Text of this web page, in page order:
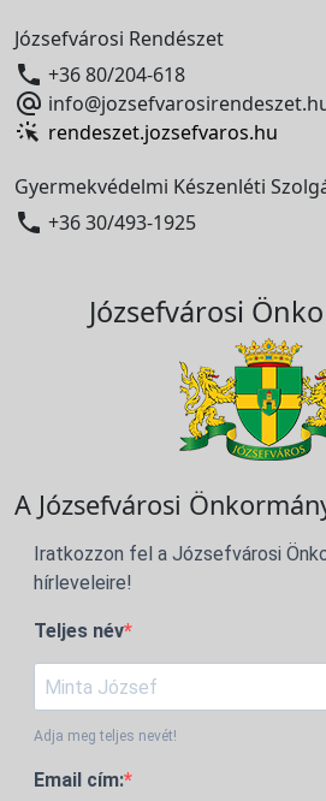
Józsefvárosi Rendészet
 +36 80/204-618

rendeszet.jozsefvaros.hu
Gyermekvédelmi Készenléti
 +36 30/493-1925
Józsefvárosi
A Józsefvárosi
Iratkozzon fel a Józsefvárosi
hírleveleire!
Teljes név
Adja meg teljes nevét!
Email cím: